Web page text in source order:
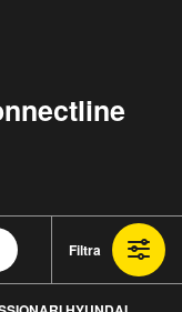
Filtra